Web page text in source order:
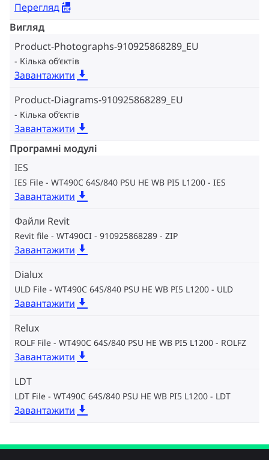
Перегляд
Вигляд
Product-Photographs-910925868289_EU
Кілька об‘єктів
Завантажити
Product-Diagrams-910925868289_EU
Кілька об‘єктів
Завантажити
Програмні модулі
IES
IES File - WT490C 64S/840 PSU HE WB PI5 L1200 IES
Завантажити
Файли Revit
Revit file - WT490CI - 910925868289 ZIP
Завантажити
Dialux
ULD File - WT490C 64S/840 PSU HE WB PI5 L1200 ULD
Завантажити
Relux
ROLF File - WT490C 64S/840 PSU HE WB PI5 L1200 ROLFZ
Завантажити
LDT
LDT File - WT490C 64S/840 PSU HE WB PI5 L1200 LDT
Завантажити